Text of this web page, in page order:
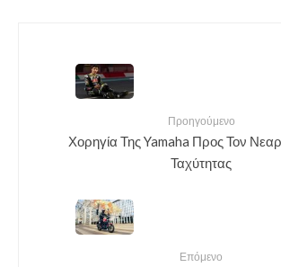
Προηγούμενο
Χορηγία Της Yamaha Προς Τον
Ταχύτητας
Επόμενο